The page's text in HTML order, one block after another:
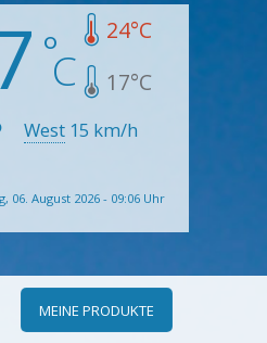
24°C
17°C
West 15 km/h
06. August 2026 - 09:06 Uhr
MEINE PRODUKTE